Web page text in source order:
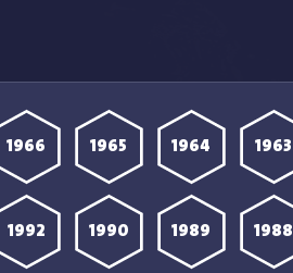
1963
1964
1965
1966
1988
1989
1990
1992